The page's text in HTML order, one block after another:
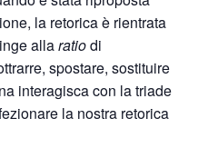
la retorica è rientrata
allaratiodi
spostare, sostituire
interagisca con la triade
la nostra retorica